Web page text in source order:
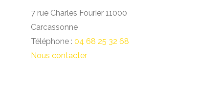
7 rue Charles Fourier 11000
Carcassonne
Téléphone :04 68 25 32 68
Nous contacter